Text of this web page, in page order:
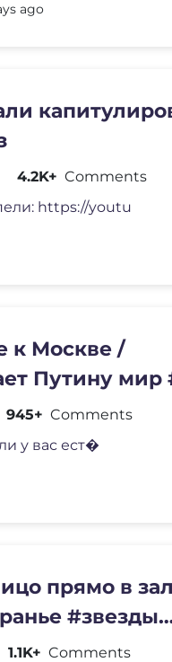
ago
4.2K+ Comments
https://youtu
к Москве /
Путину мир
945+ Comments
у вас ест�
прямо в
#звезды
1.1K+ Comments